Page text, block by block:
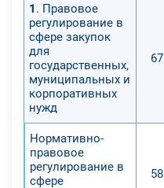
1 . Правовое
регулирование в
сфере закупок
для
государственных,
муниципальных и
корпоративных
нужд
67
Нормативно-
правовое
регулирование в
сфере
58